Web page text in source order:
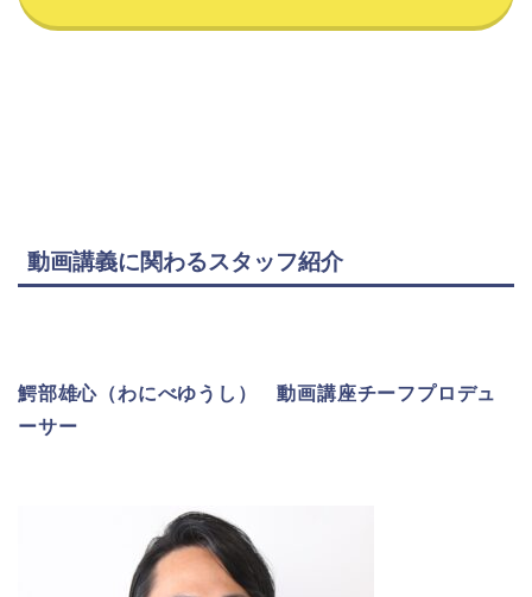
動画講義に関わるスタッフ紹介
鰐部雄心（わにべゆうし） 動画講座チーフプロデュ
ーサー